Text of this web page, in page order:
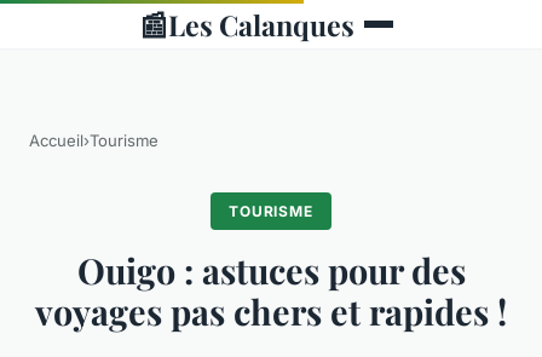
📰Les Calanques
Accueil›Tourisme
TOURISME
Ouigo : astuces pour des
voyages pas chers et rapides !